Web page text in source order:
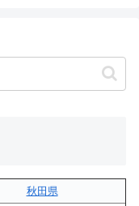
秋田県